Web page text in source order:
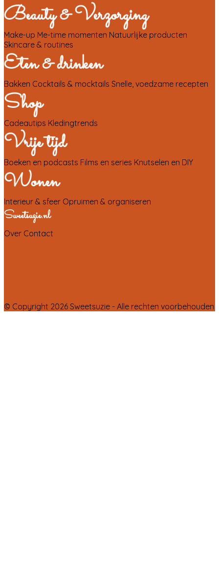
Beauty & Verzorging
Make-up Me-time momenten Natuurlijke producten
Skincare & routines
Eten & drinken
Bakken Cocktails & mocktails Snelle, voedzame recepten
Shop
Cadeautips Kledingtrends
Vrije tijd
Boeken en podcasts Films en series Knutselen en DIY
Wonen
Interieur & sfeer Opruimen & organiseren
Sweetsuzie.nl
Over Contact
© Copyright 2026 Sweetsuzie - Alle rechten voorbehouden